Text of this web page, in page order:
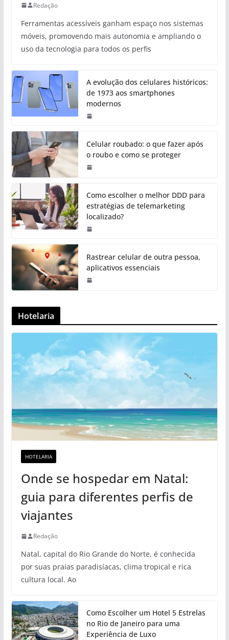
Redação
Ferramentas acessíveis ganham espaço nos sistemas
móveis, promovendo mais autonomia e ampliando o
uso da tecnologia para todos os perfis
A evolução dos celulares históricos:
de 1973 aos smartphones
modernos
Celular roubado: o que fazer após
o roubo e como se proteger
Como escolher o melhor DDD para
estratégias de telemarketing
localizado?
Rastrear celular de outra pessoa,
aplicativos essenciais
Hotelaria
HOTELARIA
Onde se hospedar em Natal:
guia para diferentes perfis de
viajantes
Redação
Natal, capital do Rio Grande do Norte, é conhecida
por suas praias paradisíacas, clima tropical e rica
cultura local. Ao
Como Escolher um Hotel 5 Estrelas
no Rio de Janeiro para uma
Experiência de Luxo